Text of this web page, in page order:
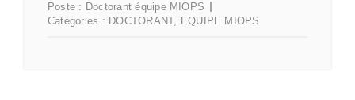
Poste : Doctorant équipe MIOPS
Catégories : DOCTORANT, EQUIPE MIOPS